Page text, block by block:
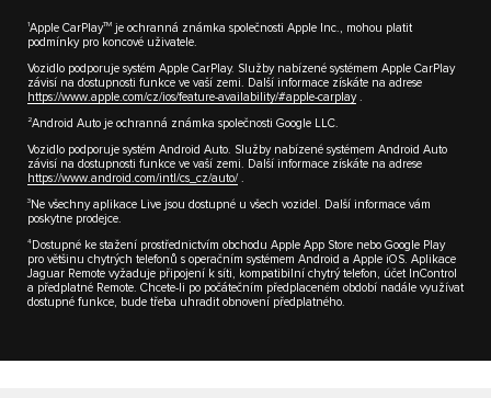
1Apple CarPlayTM je ochranná známka společnosti Apple Inc., mohou platit
podmínky pro koncové uživatele.
Vozidlo podporuje systém Apple CarPlay. Služby nabízené systémem Apple CarPlay
závisí na dostupnosti funkce ve vaší zemi. Další informace získáte na adrese
https://www.apple.com/cz/ios/feature-availability/#apple-carplay.
2Android Auto je ochranná známka společnosti Google LLC.
Vozidlo podporuje systém Android Auto. Služby nabízené systémem Android Auto
závisí na dostupnosti funkce ve vaší zemi. Další informace získáte na adrese
https://www.android.com/intl/cs_cz/auto/
3 Ne všechny aplikace Live jsou dostupné u všech vozidel. Další informace vám
poskytne prodejce.
4 Dostupné ke stažení prostřednictvím obchodu Apple App Store nebo Google Play
pro většinu chytrých telefonů s operačním systémem Android a Apple iOS. Aplikace
Jaguar Remote vyžaduje připojení k síti, kompatibilní chytrý telefon, účet InControl
a předplatné Remote. Chcete-li po počátečním předplaceném období nadále využívat
dostupné funkce, bude třeba uhradit obnovení předplatného.